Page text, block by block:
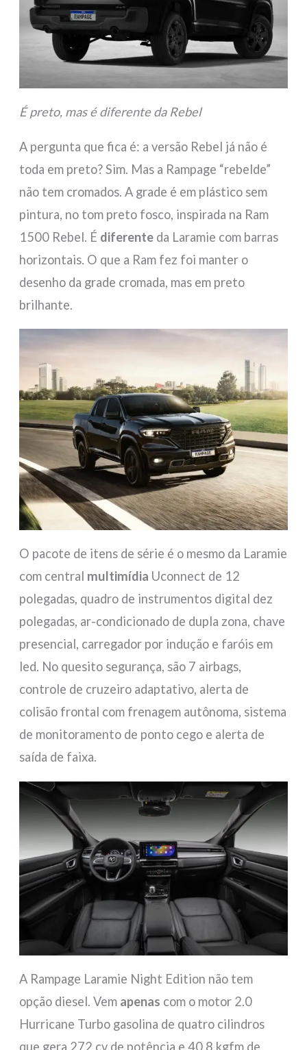
É preto, mas é diferente da Rebel
A pergunta que fica é: a versão Rebel já não é
toda em preto? Sim. Mas a Rampage “rebelde”
não tem cromados. A grade é em plástico sem
pintura, no tom preto fosco, inspirada na Ram
1500 Rebel. É diferente da Laramie com barras
horizontais. O que a Ram fez foi manter o
desenho da grade cromada, mas em preto
brilhante.
O pacote de itens de série é o mesmo da Laramie
com central multimídia Uconnect de 12
polegadas, quadro de instrumentos digital dez
polegadas, ar-condicionado de dupla zona, chave
presencial, carregador por indução e faróis em
led. No quesito segurança, são 7 airbags,
controle de cruzeiro adaptativo, alerta de
colisão frontal com frenagem autônoma, sistema
de monitoramento de ponto cego e alerta de
saída de faixa.
A Rampage Laramie Night Edition não tem
opção diesel. Vem apenas com o motor 2.0
Hurricane Turbo gasolina de quatro cilindros
que gera 272 cv de potência e 40,8 kgfm de